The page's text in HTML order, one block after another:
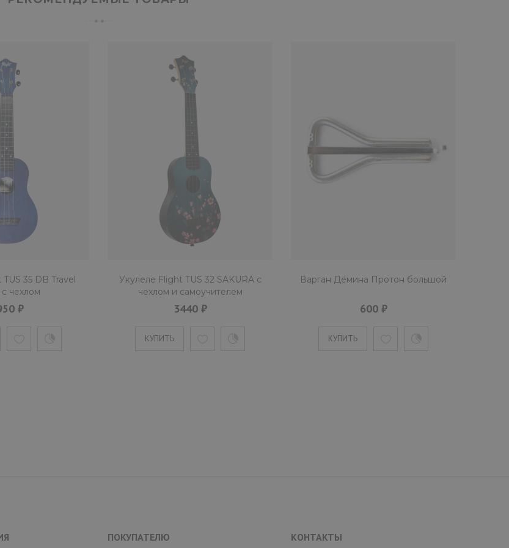
35 DB Travel
чехлом
₽
Укулеле Flight TUS 32 SAKURA с
чехлом и самоучителем
3440 ₽
КУПИТЬ
Варган Дёмина Протон большой
600 ₽
КУПИТЬ
ПОКУПАТЕЛЮ КОНТАКТЫ